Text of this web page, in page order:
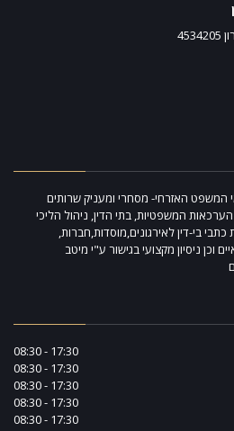
המשפט האזרחי- מסחרי ומעניק שרותים
המשפטיות, בתי הדין, ניהול הליכי
בי-דין לאירגונים,מוסדות,חברות,
וכן ניסיון מקצועי בגישור ע"י מיטב
17:30 - 08:30
17:30 - 08:30
17:30 - 08:30
17:30 - 08:30
17:30 - 08:30